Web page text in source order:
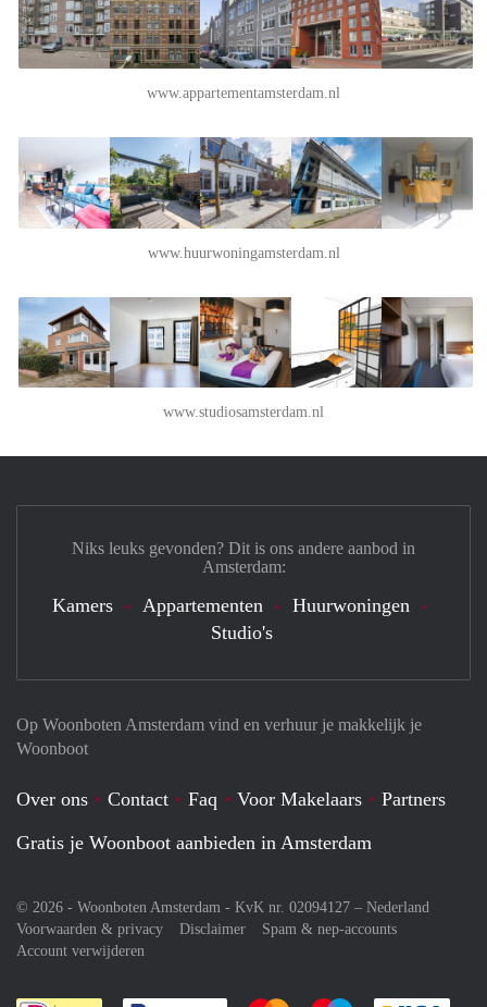
www.appartementamsterdam.nl
www.huurwoningamsterdam.nl
www.studiosamsterdam.nl
Op Woonboten Amsterdam vind en verhuur je makkelijk je
Woonboot
Over ons Contact Faq Voor Makelaars
Partners
Gratis je Woonboot aanbieden in Amsterdam
© 2026 - Woonboten Amsterdam - KvK nr. 02094127 – Nederland
Voorwaarden & privacy
Disclaimer
Spam & nep-accounts
Account verwijderen
Niks leuks gevonden? Dit is ons andere aanbod in
Amsterdam:
Kamers Appartementen
Huurwoningen
Studio's